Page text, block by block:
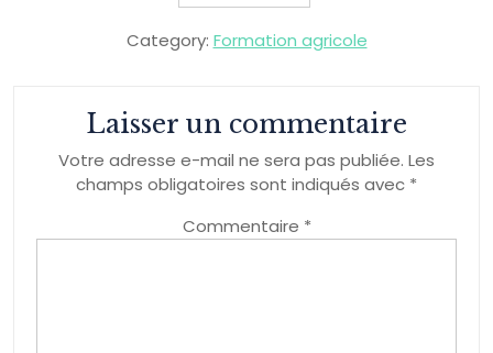
Category: Formation agricole
Laisser un commentaire
Votre adresse e-mail ne sera pas publiée. Les
champs obligatoires sont indiqués avec *
Commentaire *